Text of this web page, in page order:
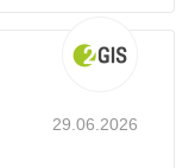
29.06.2026